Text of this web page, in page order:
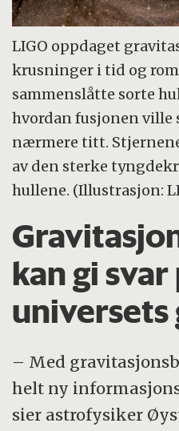
LIGO oppdaget
krusninger i tid og
sammenslåtte sorte
hvordan fusjonen ville
nærmere titt.
av den sterke
hullene. (Illustrasjon:
kan gi svar
universets
– Med
helt ny
sier astrofysiker